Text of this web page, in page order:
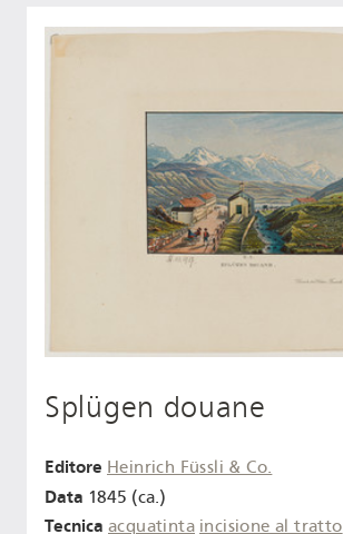
Splügen douane
Editore Heinrich Füssli & Co.
Data 1845 (ca.)
Tecnica acquatinta incisione al tratto